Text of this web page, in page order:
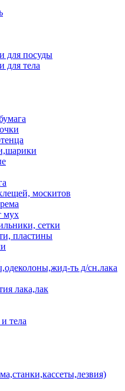
для посуды
для тела
москитов
мух
сетки
пластины
ть д/сн.лака
лака,лак
тела